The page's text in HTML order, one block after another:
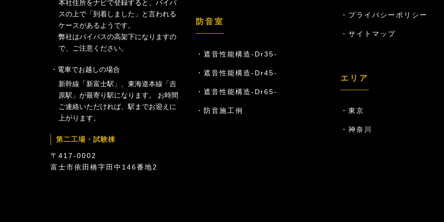
本社住所をナビで登録すると、バイパ
スの上で「到着しました」と言われる
ケースがあるようです。
弊社はバイパスの高架下になりますの
で、ご注意ください。
電車でお越しの場合
新幹線「新富士駅」、東海道本線「吉
原駅」が最寄り駅になります。 お時間
ご連絡いただければ、駅までお迎えに
上がります。
第二工場・試験棟
〒417-0002
富士市依田橋字田中146番地2
防音室
遮音性能構造-Dr35-
遮音性能構造-Dr45-
遮音性能構造-Dr65-
防音施工例
プライバシーポリシー
サイトマップ
エリア
東京
神奈川